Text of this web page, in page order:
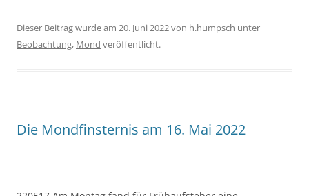
Dieser Beitrag wurde am 20. Juni 2022von h.humpsch unter
Beobachtung, Mond veröffentlicht.
Die Mondfinsternis am 16. Mai 2022